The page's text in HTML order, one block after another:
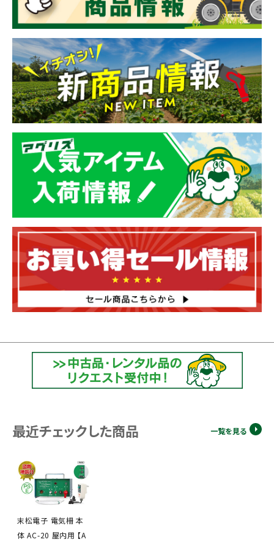
最近チェックした商品 一覧を見る
末松電子 電気柵 本
体 AC-20 屋内用 【A